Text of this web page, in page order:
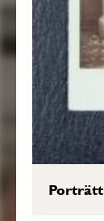
Porträtt